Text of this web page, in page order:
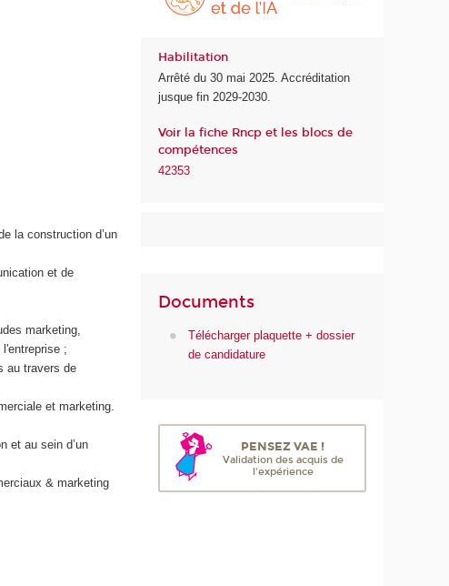
la construction d’un
et de
marketing,
;
au travers de
et marketing.
et au sein d’un
& marketing
Habilitation
Arrêté du 30 mai 2025. Accréditation
jusque fin 2029-2030.
Voir la fiche Rncp et les blocs de
compétences
42353
Documents
Télécharger plaquette + dossier
de candidature
PENSEZ VAE !
Validation des acquis de
l'expérience